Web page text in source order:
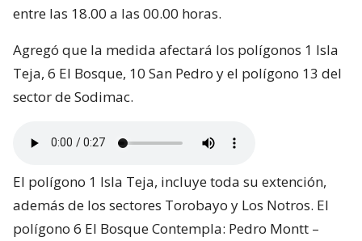
entre las 18.00 a las 00.00 horas.
Agregó que la medida afectará los polígonos 1 Isla
Teja, 6 El Bosque, 10 San Pedro y el polígono 13 del
sector de Sodimac.
El polígono 1 Isla Teja, incluye toda su extención,
además de los sectores Torobayo y Los Notros. El
polígono 6 El Bosque Contempla: Pedro Montt –